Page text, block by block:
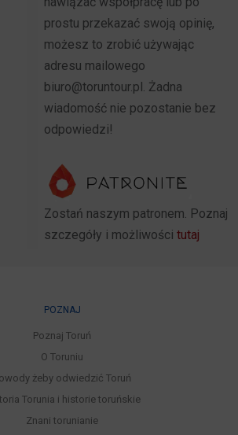
prostu przekazać swoją opinię,
możesz to zrobić używając
adresu mailowego
biuro@toruntour.pl. Żadna
wiadomość nie pozostanie bez
odpowiedzi!
Zostań naszym patronem. Poznaj
szczegóły i możliwości tutaj
POZNAJ
Poznaj Toruń
O Toruniu
żeby odwiedzić Toruń
Torunia i historie toruńskie
Znani torunianie